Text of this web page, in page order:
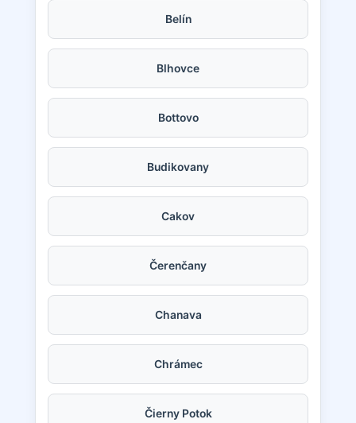
Belín
Blhovce
Bottovo
Budikovany
Cakov
Čerenčany
Chanava
Chrámec
Čierny Potok